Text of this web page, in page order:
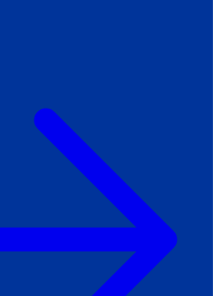
Всеукраїнський пісенний
челендж «Україно, ти є!»
Молодіжний челендж «Жестова
мова для мене – це…»
Репортажі спеціальних та
інклюзивних начальних закладів
України
Як приклад стійкості спільноти
Говоримо коротко про наболіле